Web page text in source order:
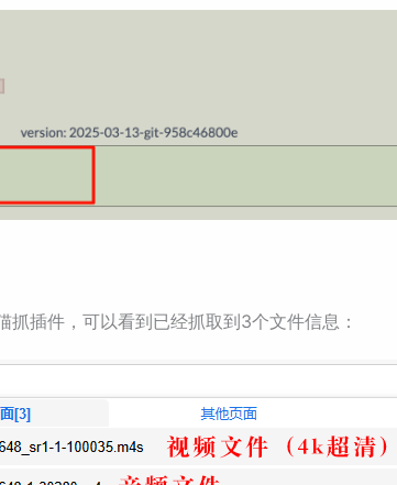
插件，可以看到已经抓取到3个文件信息：